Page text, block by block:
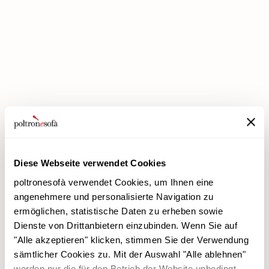
Diese Webseite verwendet Cookies
poltronesofà verwendet Cookies, um Ihnen eine
angenehmere und personalisierte Navigation zu
ermöglichen, statistische Daten zu erheben sowie
Dienste von Drittanbietern einzubinden. Wenn Sie auf
"Alle akzeptieren" klicken, stimmen Sie der Verwendung
sämtlicher Cookies zu. Mit der Auswahl "Alle ablehnen"
poltronesofà
Warum uns wählen
Unsere Filialen
Produkte
Werbeaktionen
Verkleidungen